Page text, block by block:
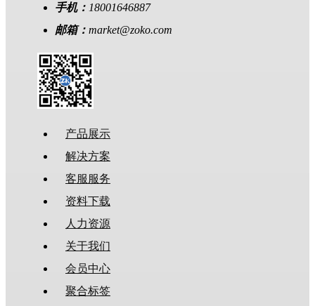
手机： 18001646887
邮箱： market@zoko.com
产品展示
解决方案
客服服务
资料下载
人力资源
关于我们
会员中心
聚合标签